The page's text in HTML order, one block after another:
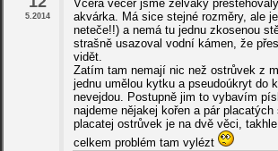
5.2014
Včera večer jsme želváky
akvárka. Má sice stejné rozměry, ale
neteče!!) a nemá tu jednu zkosenou
strašně usazoval vodní kámen, že
vidět.
Zatím tam nemají nic než ostrůvek z
jednu umělou kytku a pseudoúkryt do
nevejdou. Postupně jim to vybavím
najdeme nějakej kořen a pár placatých
placatej ostrůvek je na dvě věci,
celkem problém tam vylézt